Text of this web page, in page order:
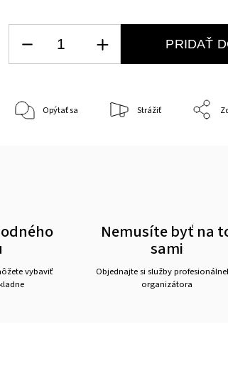
PRIDAŤ
Opýtať sa Strážiť
vybaviť
Nemusíte byť na
sami
Objednajte si služby
organizátora